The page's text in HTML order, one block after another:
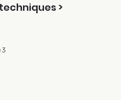
>
3